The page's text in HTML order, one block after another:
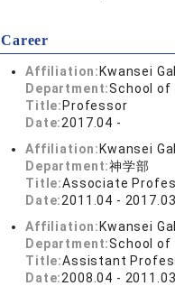
Career
Affiliation: Kwansei
Department:School of
Title: Professor
Date:2017.04 -
Affiliation: Kwansei
Department:神学部
Title:Associate
Date:2011.04 - 2017.03
Affiliation: Kwansei
Department:School of
Title:Assistant
Date:2008.04 - 2011.03